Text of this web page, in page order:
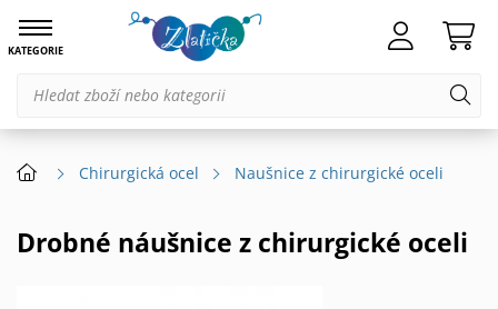
KATEGORIE
Chirurgická ocel Naušnice z chirurgické oceli
Drobné náušnice z chirurgické oceli